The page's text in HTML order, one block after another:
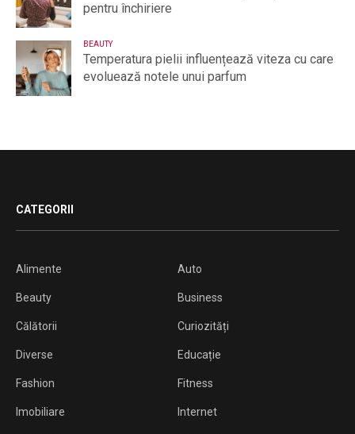
pentru închiriere
BEAUTY
Temperatura pielii influențează viteza cu care
evoluează notele unui parfum
CATEGORII
Alimente Auto
Beauty Business
Călătorii Curiozități
Diverse Educație
Fashion Fitness
Imobiliare Internet